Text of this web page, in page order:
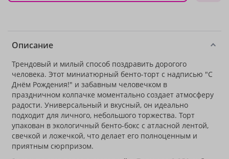
Описание
Трендовый и милый способ поздравить дорогого
человека. Этот миниатюрный бенто-торт с надписью "С
Днём Рождения!" и забавным человечком в
праздничном колпачке моментально создает атмосферу
радости. Универсальный и вкусный, он идеально
подходит для личного, небольшого торжества. Торт
упакован в экологичный бенто-бокс с атласной лентой,
свечкой и ложечкой, что делает его полноценным и
приятным сюрпризом.